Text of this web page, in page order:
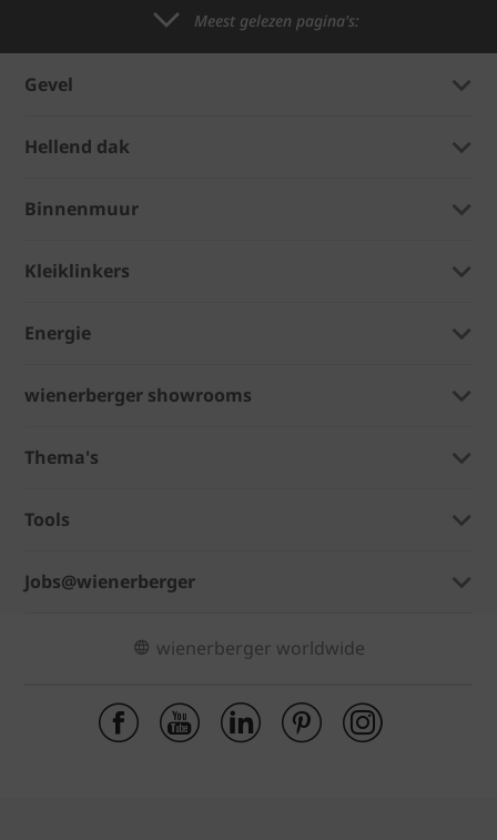
Meest gelezen pagina's:
Gevel
Hellend dak
Binnenmuur
Kleiklinkers
Energie
wienerberger showrooms
Thema's
Tools
Jobs@wienerberger
wienerberger worldwide